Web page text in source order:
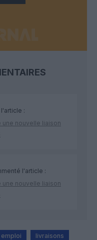
:
une nouvelle liaison
l'article :
une nouvelle liaison
emploi livraisons